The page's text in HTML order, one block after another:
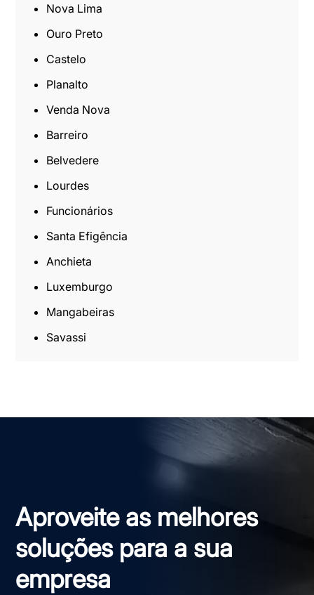
Nova Lima
Ouro Preto
Castelo
Planalto
Venda Nova
Barreiro
Belvedere
Lourdes
Funcionários
Santa Efigência
Anchieta
Luxemburgo
Mangabeiras
Savassi
Aproveite as melhores
soluções para a sua
empresa